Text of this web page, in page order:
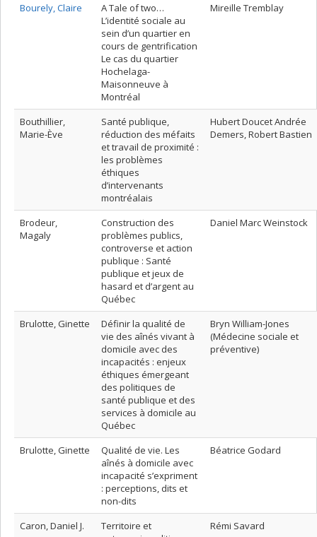
Bourely, Claire
A Tale of two…
L’identité sociale au
sein d’un quartier en
cours de gentrification
Le cas du quartier
Hochelaga-
Maisonneuve à
Montréal
Mireille Tremblay
Bouthillier,
Marie-Ève
Santé publique,
réduction des méfaits
et travail de proximité :
les problèmes
éthiques
d’intervenants
montréalais
Hubert Doucet Andrée
Demers, Robert Bastien
Brodeur,
Magaly
Construction des
problèmes publics,
controverse et action
publique : Santé
publique et jeux de
hasard et d’argent au
Québec
Daniel Marc Weinstock
Brulotte, Ginette
Définir la qualité de
vie des aînés vivant à
domicile avec des
incapacités : enjeux
éthiques émergeant
des politiques de
santé publique et des
services à domicile au
Québec
Bryn William-Jones
(Médecine sociale et
préventive)
Brulotte, Ginette
Qualité de vie. Les
aînés à domicile avec
incapacité s’expriment
: perceptions, dits et
non-dits
Béatrice Godard
Caron, Daniel J.
Territoire et
Rémi Savard